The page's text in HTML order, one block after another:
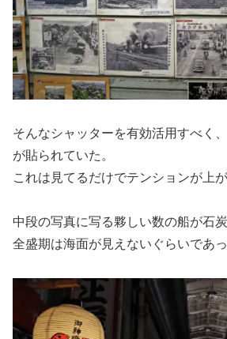
そんなシャッターを有効活用すべく
が貼られていた。
これは見てるだけでテンションが上が
中段の写真に写る夥しい数の船が石炭
全盛期は海面が見えないぐらいであ